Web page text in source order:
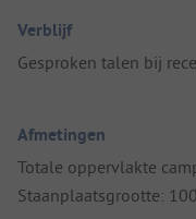
Verblijf
Gesproken talen bij
Afmetingen
Totale oppervlakte
Staanplaatsgrootte: